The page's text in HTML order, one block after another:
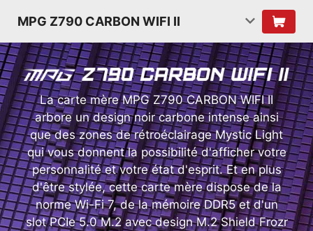
MPG Z790 CARBON WIFI II
La carte mère MPG Z790 CARBON WIFI II
arbore un design noir carbone intense ainsi
que des zones de rétroéclairage Mystic Light
qui vous donnent la possibilité d'afficher votre
personnalité et votre état d'esprit. Et en plus
d'être stylée, cette carte mère dispose de la
norme Wi-Fi 7, de la mémoire DDR5 et d'un
slot PCIe 5.0 M.2 avec design M.2 Shield Frozr